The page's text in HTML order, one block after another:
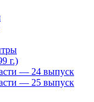
г.)
— 24 выпуск
— 25 выпуск